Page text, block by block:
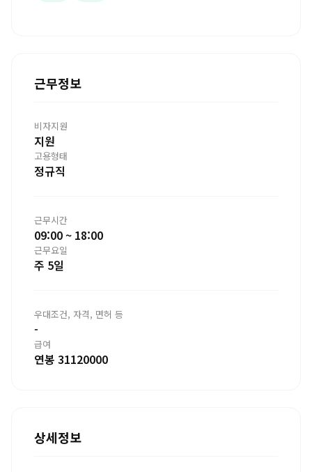
근무정보
비자지원
지원
고용형태
정규직
근무시간
09:00 ~ 18:00
근무요일
주 5일
우대조건, 자격, 면허 등
-
급여
연봉 31120000
상세정보